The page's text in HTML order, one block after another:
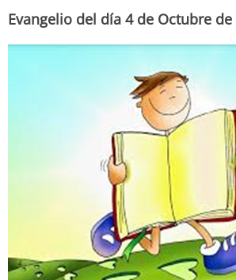
Evangelio del día 4 de Octubre de